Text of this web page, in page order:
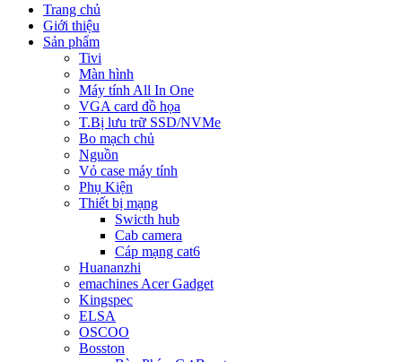
Trang chủ
Giới thiệu
Sản phẩm
Tivi
Màn hình
Máy tính All In One
VGA card đồ họa
T.Bị lưu trữ SSD/NVMe
Bo mạch chủ
Nguồn
Vỏ case máy tính
Phụ Kiện
Thiết bị mạng
Swicth hub
Cab camera
Cáp mạng cat6
Huananzhi
emachines Acer Gadget
Kingspec
ELSA
OSCOO
Bosston